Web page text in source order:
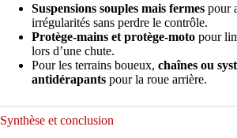
Suspensions souples mais fermes pour
irrégularités sans perdre le contrôle.
Protège-mains et protège-moto pour
lors d’une chute.
Pour les terrains boueux, chaînes ou
antidérapants pour la roue arrière.
Synthèse et conclusion